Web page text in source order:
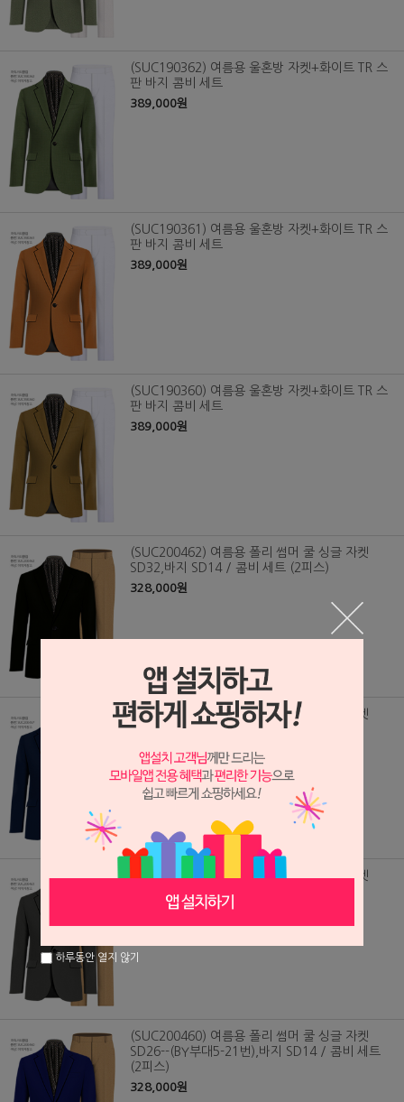
(SUC190362) 여름용 울혼방 자켓+화이트 TR 스
판 바지 콤비 세트
389,000원
(SUC190361) 여름용 울혼방 자켓+화이트 TR 스
판 바지 콤비 세트
389,000원
(SUC190360) 여름용 울혼방 자켓+화이트 TR 스
판 바지 콤비 세트
389,000원
(SUC200462) 여름용 폴리 썸머 쿨 싱글 자켓
SD32,바지 SD14 / 콤비 세트 (2피스)
328,000원
(SUC200457) 여름용 폴리 썸머 쿨 싱글 자켓
SD27,바지 SD14 / 콤비 세트 (2피스)
328,000원
(SUC200461) 여름용 폴리 썸머 쿨 싱글 자켓
328,000원
(SUC200460) 여름용 폴리 썸머 쿨 싱글 자켓
SD26--(BY부대5-21번),바지 SD14 / 콤비 세트
(2피스)
328,000원
하루동안 열지 않기